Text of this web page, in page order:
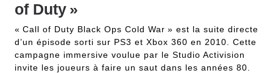
of Duty »
« Call of Duty Black Ops Cold War » est la suite directe
d’un épisode sorti sur PS3 et Xbox 360 en 2010. Cette
campagne immersive voulue par le Studio Activision
invite les joueurs à faire un saut dans les années 80.